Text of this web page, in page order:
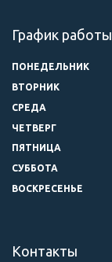
График работы
ПОНЕДЕЛЬНИК
ВТОРНИК
СРЕДА
ЧЕТВЕРГ
ПЯТНИЦА
СУББОТА
ВОСКРЕСЕНЬЕ
Контакты